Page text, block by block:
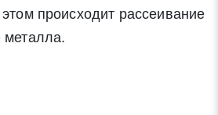
происходит рассеивание
металла.
обратный звонок